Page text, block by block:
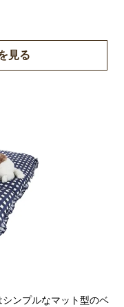
見る
ンプルなマット型のベ